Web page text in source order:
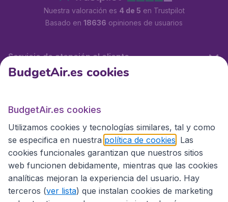
Nuestra valoración es 4 de 5 en Trustpilot
Basado en 18636 opiniones de usuarios
Servicio de atención al cliente
Sitios internacionales
BudgetAir.es cookies
BudgetAir.es cookies
Utilizamos cookies y tecnologías similares, tal y como
se especifica en nuestra política de cookies . Las
cookies funcionales garantizan que nuestros sitios
web funcionen debidamente, mientras que las cookies
analíticas mejoran la experiencia del usuario. Hay
terceros (ver lista) que instalan cookies de marketing